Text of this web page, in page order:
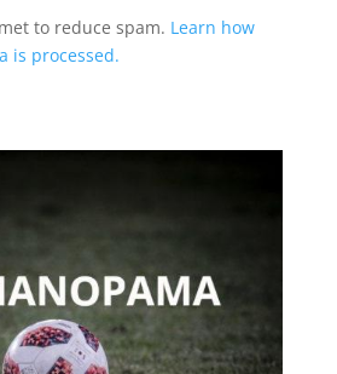
to reduce spam. Learn how
is processed.